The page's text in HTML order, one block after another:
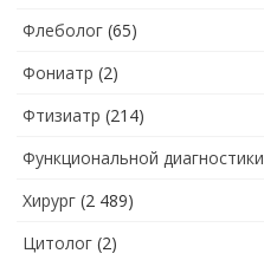
Флеболог (65)
Фониатр (2)
Фтизиатр (214)
Функциональной диагностики
Хирург (2 489)
Цитолог (2)